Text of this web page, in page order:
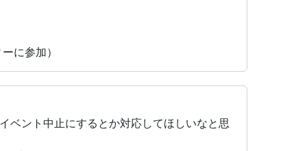
に参加）
ベント中止にするとか対応してほしいなと思